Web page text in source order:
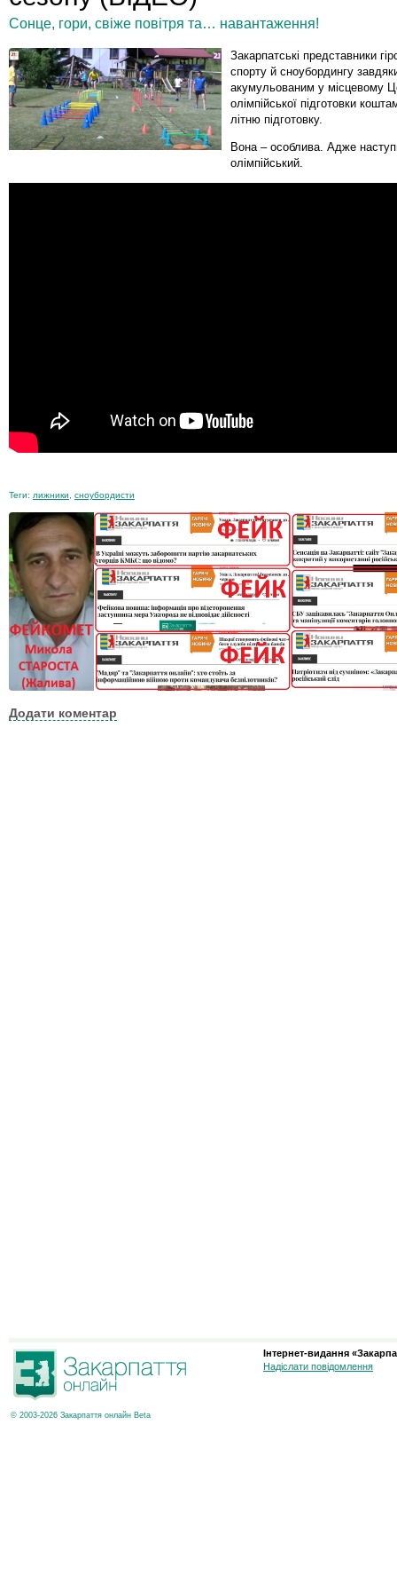
Сонце, гори, свіже повітря та… навантаження!
Закарпатські представники
спорту й сноубордингу
акумульованим у місцевому
олімпійської підготовки
літню підготовку.
Вона – особлива. Адже
олімпійський.
Теги: лижники сноубордисти
Додати коментар
© 2003-2026 Закарпаття онлайн Beta
Інтернет-видання
Надіслати повідомлення